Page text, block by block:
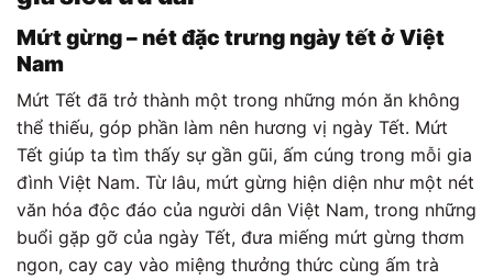
Mứt gừng – nét đặc trưng ngày tết ở Việt
Nam
Mứt Tết đã trở thành một trong những món ăn không
thể thiếu, góp phần làm nên hương vị ngày Tết. Mứt
Tết giúp ta tìm thấy sự gần gũi, ấm cúng trong mỗi gia
đình Việt Nam. Từ lâu, mứt gừng hiện diện như một nét
văn hóa độc đáo của người dân Việt Nam, trong những
buổi gặp gỡ của ngày Tết, đưa miếng mứt gừng thơm
ngon, cay cay vào miệng thưởng thức cùng ấm trà